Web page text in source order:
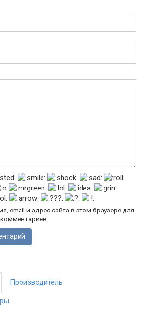
email и адрес сайта в этом браузере для
Производитель